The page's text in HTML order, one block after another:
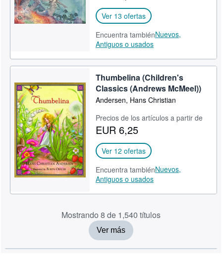
Ver 13 ofertas
Encuentra tambiénNuevos,
Antiguos o usados
Thumbelina (Children's
Classics (Andrews McMeel))
Andersen, Hans Christian
Precios de los artículos a partir de
EUR 6,25
Ver 12 ofertas
Encuentra tambiénNuevos,
Antiguos o usados
Mostrando 8 de 1,540 títulos
Ver más